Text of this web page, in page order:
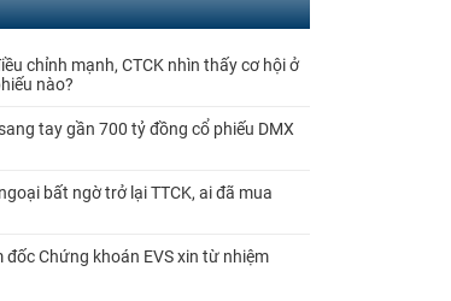
chỉnh mạnh, CTCK nhìn thấy cơ hội ở
nào?
tay gần 700 tỷ đồng cổ phiếu DMX
bất ngờ trở lại TTCK, ai đã mua
đốc Chứng khoán EVS xin từ nhiệm